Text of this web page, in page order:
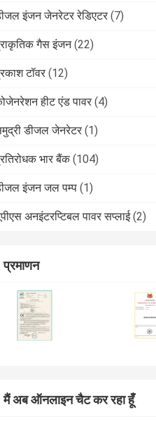
इंजन जेनरेटर रेडिएटर (7)
गैस इंजन (22)
टॉवर (12)
हीट एंड पावर (4)
डीजल जेनरेटर (1)
भार बैंक (104)
इंजन जल पम्प (1)
अनइंटरप्टिबल पावर सप्लाई (2)
प्रमाणन
मैं अब ऑनलाइन चैट कर रहा हूँ